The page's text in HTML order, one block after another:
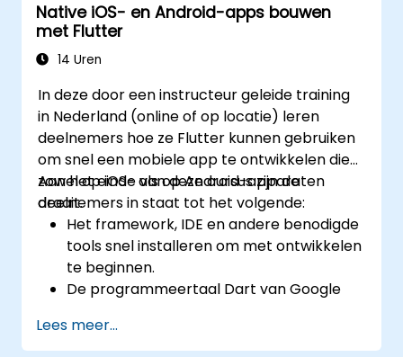
Native iOS- en Android-apps bouwen
met Flutter
14 Uren
In deze door een instructeur geleide training
in Nederland (online of op locatie) leren
deelnemers hoe ze Flutter kunnen gebruiken
om snel een mobiele app te ontwikkelen die
zowel op iOS- als op Android-apparaten
draait.
Aan het einde van deze cursus zijn de
deelnemers in staat tot het volgende:
Het framework, IDE en andere benodigde
tools snel installeren om met ontwikkelen
te beginnen.
De programmeertaal Dart van Google
maken van een mobiele app-prototype.
Lees meer...